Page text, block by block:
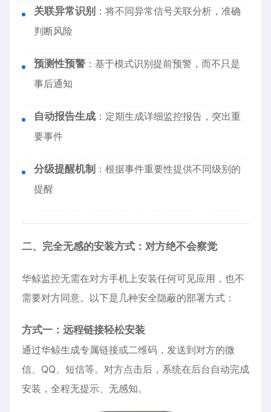
关联异常识别 ：将不同异常信号关联分析，准确
判断风险
预测性预警 ：基于模式识别提前预警，而不只是
事后通知
自动报告生成 ：定期生成详细监控报告，突出重
要事件
分级提醒机制 ：根据事件重要性提供不同级别的
提醒
二、完全无感的安装方式：对方绝不会察觉
华鲸监控无需在对方手机上安装任何可见应用，也不
需要对方同意。以下是几种安全隐蔽的部署方式：
方式一：远程链接轻松安装
通过华鲸生成专属链接或二维码，发送到对方的微
信、QQ、短信等。对方点击后，系统在后台自动完成
安装，全程无提示、无感知。